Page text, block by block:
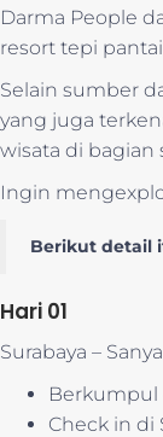
Darma People
resort tepi
Selain sumber
yang juga
wisata di bagian
Ingin
Berikut detail
Hari 01
Surabaya – Sanya
Berkumpul
Check in di